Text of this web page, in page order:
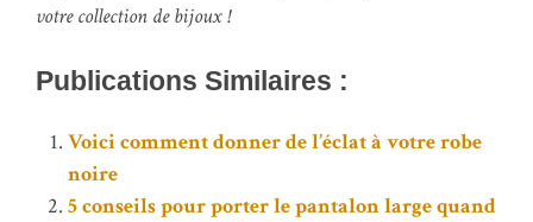
votre collection de bijoux !
Publications Similaires :
Voici comment donner de l’éclat à votre robe
noire
5 conseils pour porter le pantalon large quand